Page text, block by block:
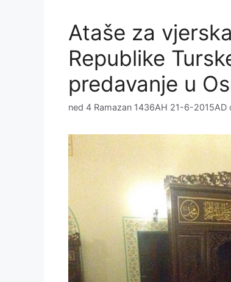
Ataše za
Republike
predavanje u
ned 4 Ramazan 1436AH 21-6-2015AD